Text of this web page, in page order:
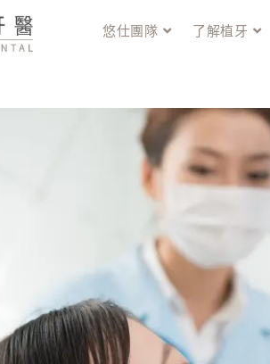
悠仕團隊 了解植牙